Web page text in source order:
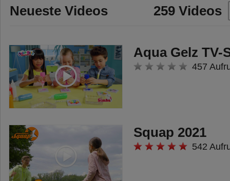
Neueste Videos 259 Videos
Aqua Gelz TV-
457
Squap 2021
542